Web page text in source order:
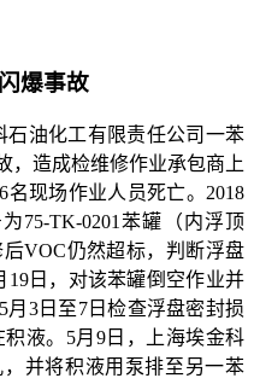
爆事故
石油化工有限责任公司一苯
，造成检维修作业承包商上
现场作业人员死亡。2018
75-TK-0201苯罐（内浮顶
VOC仍然超标，判断浮盘
日，对该苯罐倒空作业并
3日至7日检查浮盘密封损
液。5月9日，上海埃金科
并将积液用泵排至另一苯